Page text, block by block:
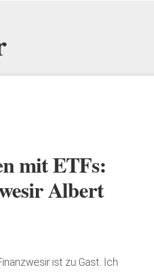
mit ETFs:
Albert
ist zu Gast. Ich